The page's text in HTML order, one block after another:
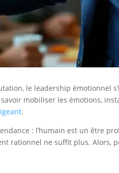
le leadership émotionnel
mobiliser les émotions,
.
: l’humain est un être
rationnel ne suffit plus. Alors,